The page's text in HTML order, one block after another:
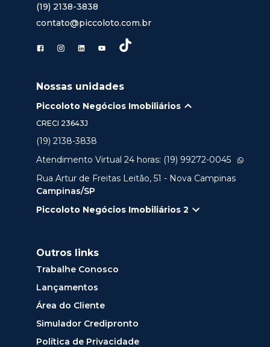
(19) 2138-3838
contato@piccoloto.com.br
Nossas unidades
Piccoloto Negócios Imobiliários
CRECI 23643J
(19) 2138-3838
Atendimento Virtual 24 horas: (19) 99272-0045
Rua Artur de Freitas Leitão, 51 - Nova Campinas
Campinas/SP
Piccoloto Negócios Imobiliários 2
Outros links
Trabalhe Conosco
Lançamentos
Área do Cliente
Simulador Credipronto
Política de Privacidade